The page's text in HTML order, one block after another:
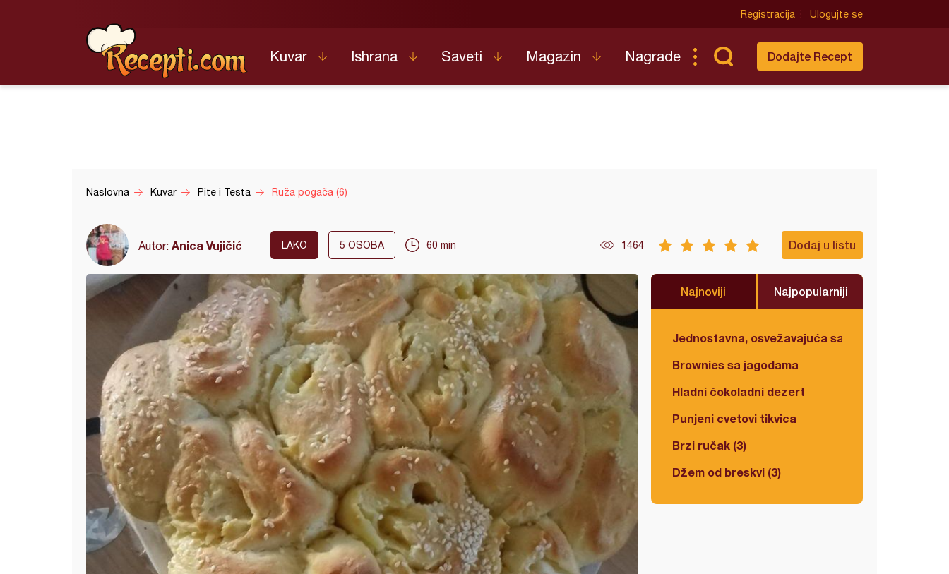
Registracija Ulogujte se
Kuvar Ishrana Saveti Magazin Nagrade Dodajte Recept
Naslovna Kuvar Pite i Testa Ruža pogača (6)
Autor: Anica Vujičić LAKO 5 OSOBA 60 min 1464 Dodaj u listu
Najnoviji Najpopularniji
Jednostavna, osvežavajuća salata
Brownies sa jagodama
Hladni čokoladni dezert
Punjeni cvetovi tikvica
Brzi ručak (3)
Džem od breskvi (3)